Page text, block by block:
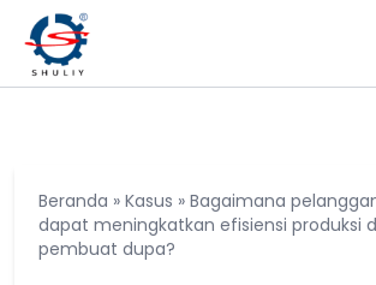
Beranda » Kasus » Bagaimana
dapat meningkatkan efisiensi produksi
pembuat dupa?